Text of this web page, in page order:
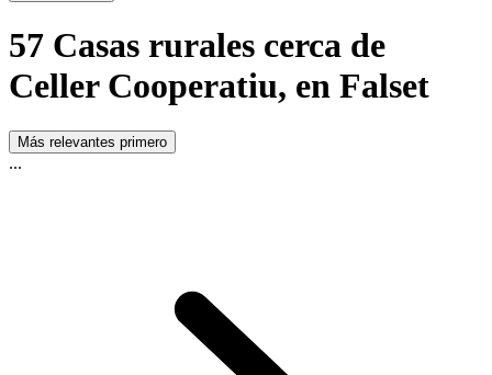
57 Casas rurales cerca de
Celler Cooperatiu, en Falset
Más relevantes primero
...